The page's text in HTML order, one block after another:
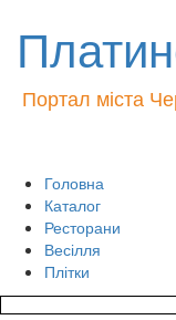
Портал міста
Головна
Каталог
Ресторани
Весілля
Плітки